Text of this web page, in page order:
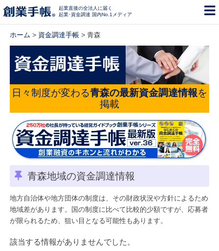
起業直後の全法人に届く
起業･資金調達 国内No.1メディア
ホーム > 資金調達手帳 > 青森
日々制度が変わる青森の最新資金調達情報を
掲載
青森地域の資金調達情報
地方自治体や地方団体の制度は、その財政状況や方針によるため
地域差があります。国の制度に比べて比較的少額ですが、応募者
が限られるため、狙い目となる可能性もあります。
該当する情報がありませんでした。